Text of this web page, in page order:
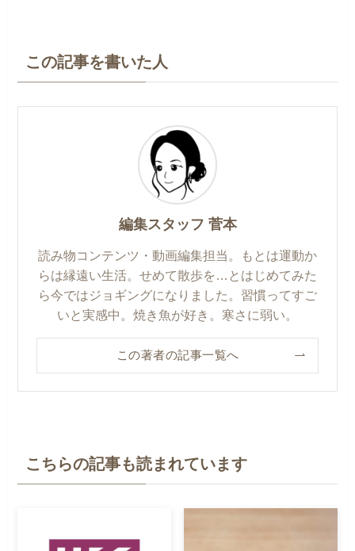
この記事を書いた人
編集スタッフ 菅本
読み物コンテンツ・動画編集担当。もとは運動か
らは縁遠い生活。せめて散歩を…とはじめてみた
ら今ではジョギングになりました。習慣ってすご
いと実感中。焼き魚が好き。寒さに弱い。
この著者の記事一覧へ
こちらの記事も読まれています